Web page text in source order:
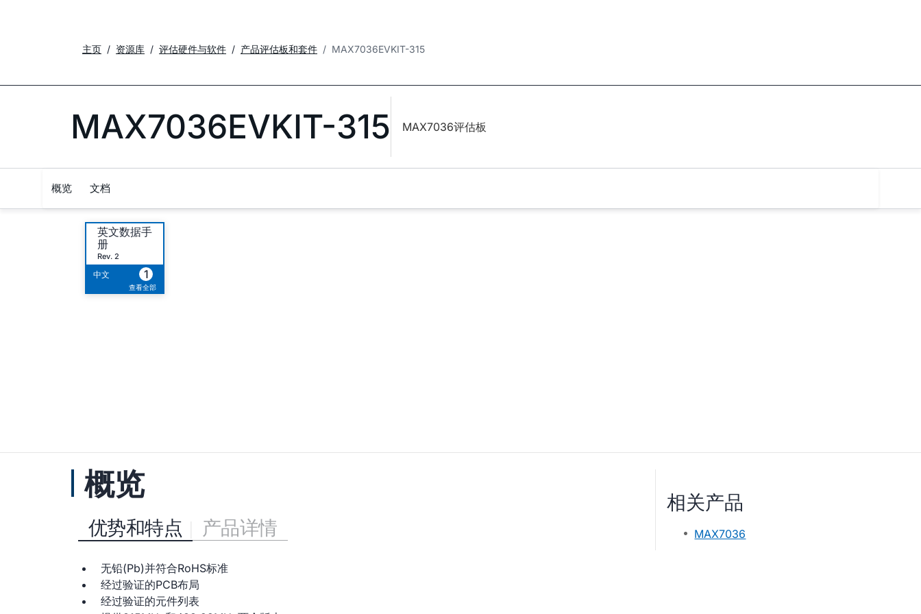
主页 资源库 评估硬件与软件 产品评估板和套件 MAX7036EVKIT-315
MAX7036EVKIT-315 MAX7036评估板
概览 文档
英文数据手
册
Rev. 2
中文 1
查看全部
概览
优势和特点 产品详情
无铅(Pb)并符合RoHS标准
经过验证的PCB布局
经过验证的元件列表
相关产品
MAX7036